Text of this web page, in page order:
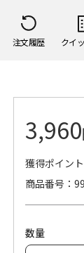
注文履歴 クイ
3,960
獲得ポイン
商品番号
数量